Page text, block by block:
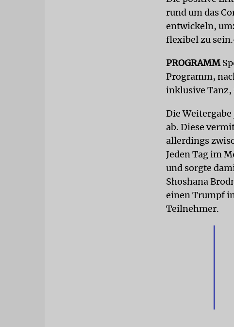
rund um das
entwickeln,
flexibel zu
PROGRAMM
Programm,
inklusive Tanz,
Die
ab. Diese
allerdings
Jeden Tag im
und sorgte
Shoshana
einen Trumpf
Teilnehmer.